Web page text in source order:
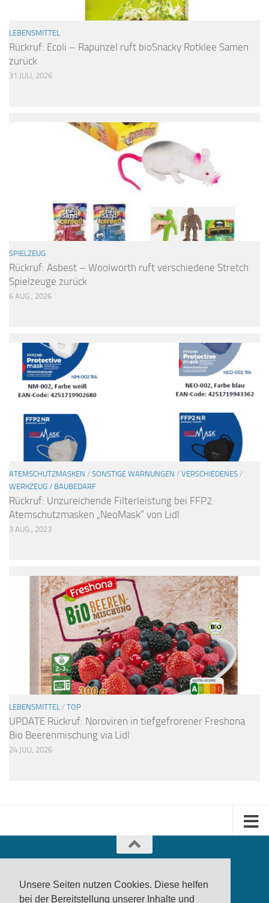
Unsere Seiten nutzen Cookies. Diese helfen
bei der Bereitstellung unserer Inhalte und
LEBENSMITTEL
Rückruf: Ecoli – Rapunzel ruft bioSnacky Rotklee Samen
zurück
31 JULI, 2026
SPIELZEUG
Rückruf: Asbest – Woolworth ruft verschiedene Stretch
Spielzeuge zurück
6 AUG., 2026
ATEMSCHUTZMASKEN / SONSTIGE WARNUNGEN / VERSCHIEDENES /
WERKZEUG / BAUBEDARF
Rückruf: Unzureichende Filterleistung bei FFP2
Atemschutzmasken „NeoMask“ von Lidl
3 AUG., 2023
LEBENSMITTEL / TOP
UPDATE Rückruf: Noroviren in tiefgefrorener Freshona
Bio Beerenmischung via Lidl
24 JULI, 2026